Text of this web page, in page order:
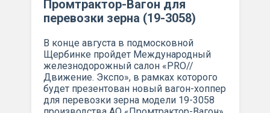
Промтрактор-Вагон для
перевозки зерна (19-3058)
В конце августа в подмосковной
Щербинке пройдет Международный
железнодорожный салон «PRO//
Движение. Экспо», в рамках которого
будет презентован новый вагон-хоппер
для перевозки зерна модели 19-3058